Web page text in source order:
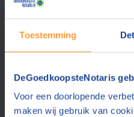
Toestemming
DeGoedkoopsteNotaris
Voor een doorlopende
maken wij gebruik van
Betaald parkeren
Ook contact mogelijk in:
Gratis
📞 Hulp bij aanvragen?